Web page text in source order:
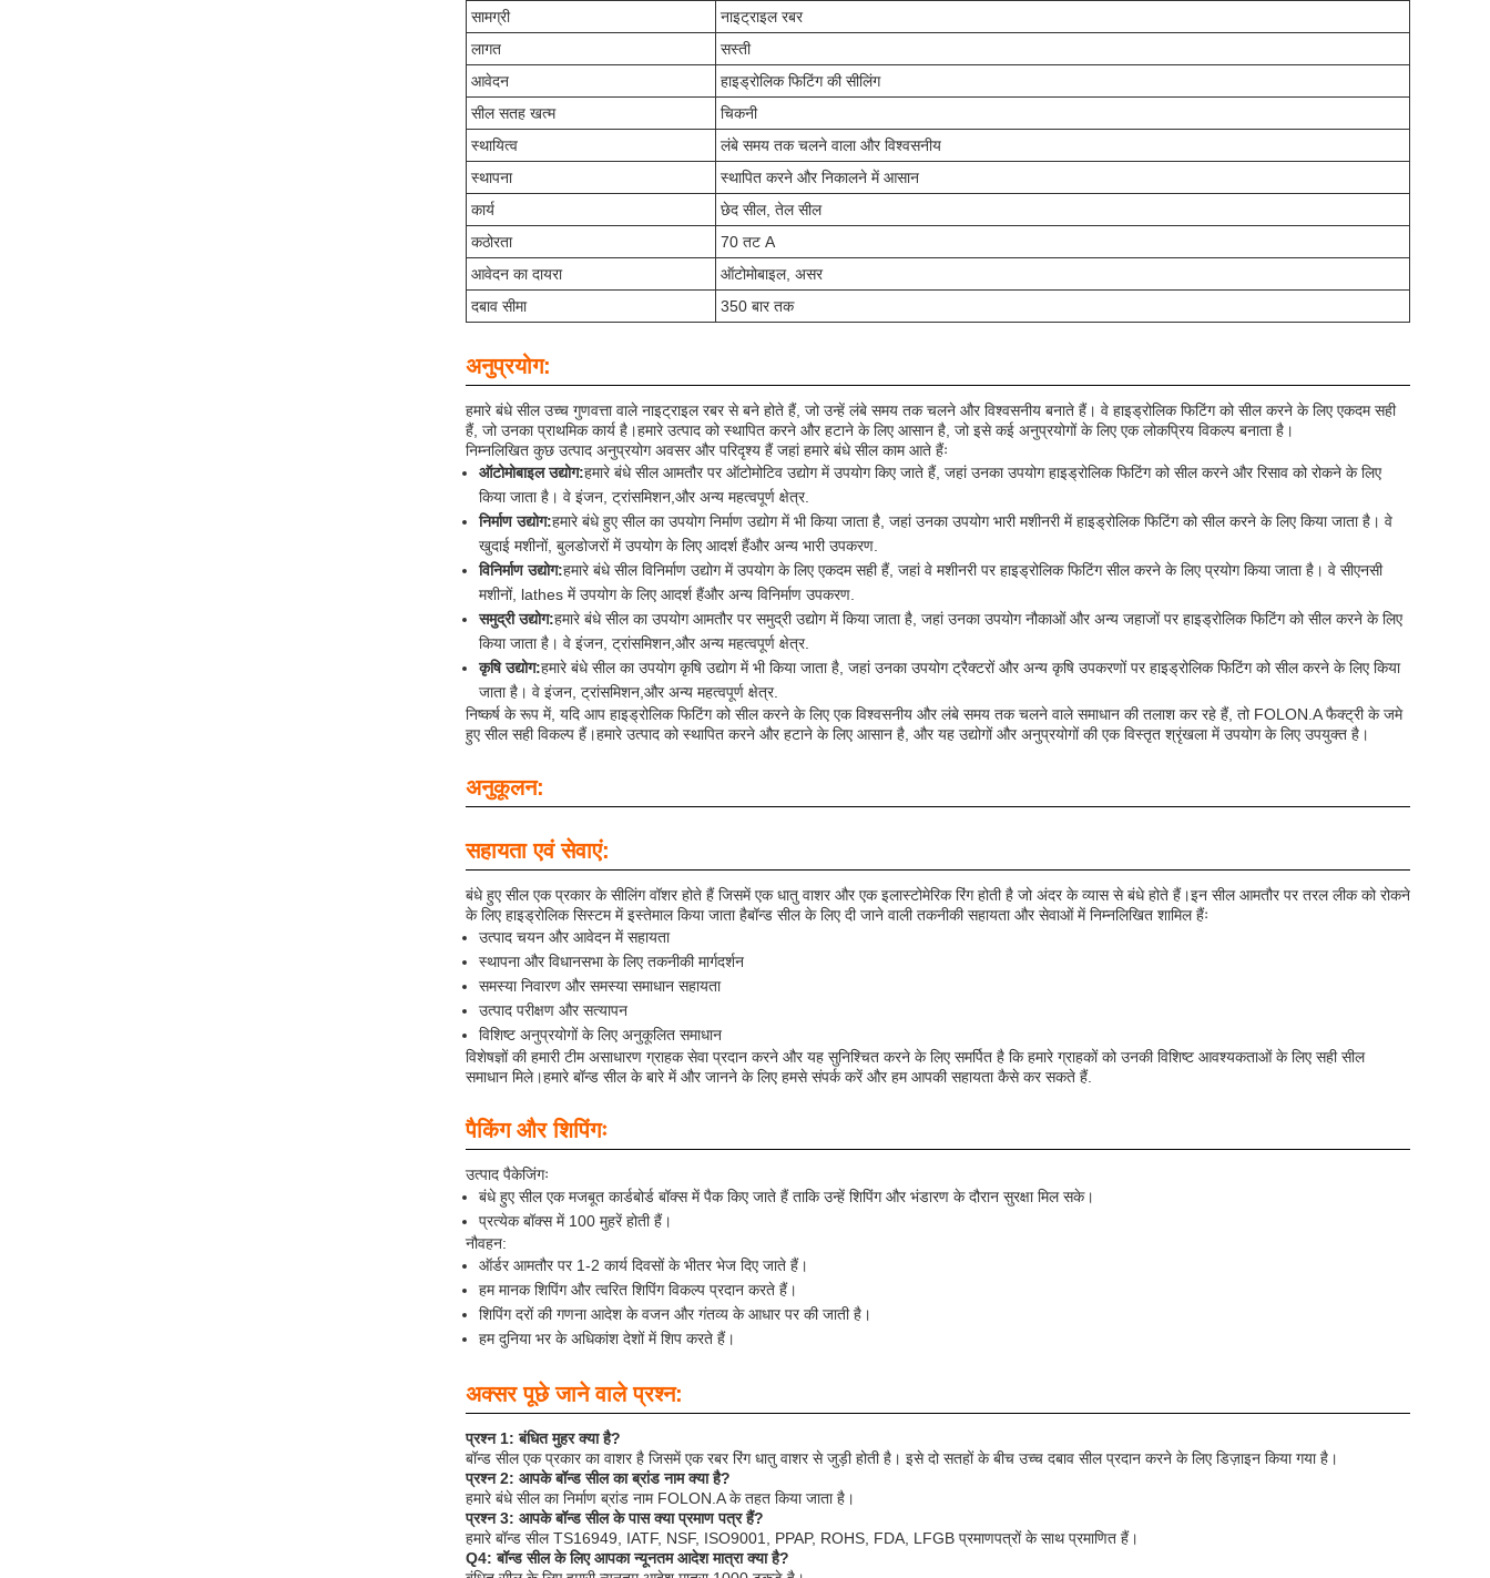
सामग्री
नाइट्राइल रबर
लागत
सस्ती
आवेदन
हाइड्रोलिक फिटिंग की सीलिंग
सील सतह खत्म
चिकनी
स्थायित्व
लंबे समय तक चलने वाला और विश्वसनीय
स्थापना
स्थापित करने और निकालने में आसान
कार्य
छेद सील, तेल सील
कठोरता
70 तट A
आवेदन का दायरा
ऑटोमोबाइल, असर
दबाव सीमा
350 बार तक
अनुप्रयोग:
हमारे बंधे सील उच्च गुणवत्ता वाले नाइट्राइल रबर से बने होते हैं, जो उन्हें लंबे समय तक चलने और विश्वसनीय बनाते हैं। वे हाइड्रोलिक फिटिंग को सील करने के लिए एकदम सही
हैं, जो उनका प्राथमिक कार्य है।हमारे उत्पाद को स्थापित करने और हटाने के लिए आसान है, जो इसे कई अनुप्रयोगों के लिए एक लोकप्रिय विकल्प बनाता है।
निम्नलिखित कुछ उत्पाद अनुप्रयोग अवसर और परिदृश्य हैं जहां हमारे बंधे सील काम आते हैंः
ऑटोमोबाइल उद्योग:हमारे बंधे सील आमतौर पर ऑटोमोटिव उद्योग में उपयोग किए जाते हैं, जहां उनका उपयोग हाइड्रोलिक फिटिंग को सील करने और रिसाव को रोकने के लिए
किया जाता है। वे इंजन, ट्रांसमिशन,और अन्य महत्वपूर्ण क्षेत्र.
निर्माण उद्योग:हमारे बंधे हुए सील का उपयोग निर्माण उद्योग में भी किया जाता है, जहां उनका उपयोग भारी मशीनरी में हाइड्रोलिक फिटिंग को सील करने के लिए किया जाता है। वे
खुदाई मशीनों, बुलडोजरों में उपयोग के लिए आदर्श हैंऔर अन्य भारी उपकरण.
विनिर्माण उद्योग:हमारे बंधे सील विनिर्माण उद्योग में उपयोग के लिए एकदम सही हैं, जहां वे मशीनरी पर हाइड्रोलिक फिटिंग सील करने के लिए प्रयोग किया जाता है। वे सीएनसी
मशीनों, lathes में उपयोग के लिए आदर्श हैंऔर अन्य विनिर्माण उपकरण.
समुद्री उद्योग:हमारे बंधे सील का उपयोग आमतौर पर समुद्री उद्योग में किया जाता है, जहां उनका उपयोग नौकाओं और अन्य जहाजों पर हाइड्रोलिक फिटिंग को सील करने के लिए
किया जाता है। वे इंजन, ट्रांसमिशन,और अन्य महत्वपूर्ण क्षेत्र.
कृषि उद्योग:हमारे बंधे सील का उपयोग कृषि उद्योग में भी किया जाता है, जहां उनका उपयोग ट्रैक्टरों और अन्य कृषि उपकरणों पर हाइड्रोलिक फिटिंग को सील करने के लिए किया
जाता है। वे इंजन, ट्रांसमिशन,और अन्य महत्वपूर्ण क्षेत्र.
निष्कर्ष के रूप में, यदि आप हाइड्रोलिक फिटिंग को सील करने के लिए एक विश्वसनीय और लंबे समय तक चलने वाले समाधान की तलाश कर रहे हैं, तो FOLON.A फैक्ट्री के जमे
हुए सील सही विकल्प हैं।हमारे उत्पाद को स्थापित करने और हटाने के लिए आसान है, और यह उद्योगों और अनुप्रयोगों की एक विस्तृत श्रृंखला में उपयोग के लिए उपयुक्त है।
अनुकूलन:
सहायता एवं सेवाएं:
बंधे हुए सील एक प्रकार के सीलिंग वॉशर होते हैं जिसमें एक धातु वाशर और एक इलास्टोमेरिक रिंग होती है जो अंदर के व्यास से बंधे होते हैं।इन सील आमतौर पर तरल लीक को रोकने
के लिए हाइड्रोलिक सिस्टम में इस्तेमाल किया जाता हैबॉन्ड सील के लिए दी जाने वाली तकनीकी सहायता और सेवाओं में निम्नलिखित शामिल हैंः
उत्पाद चयन और आवेदन में सहायता
स्थापना और विधानसभा के लिए तकनीकी मार्गदर्शन
समस्या निवारण और समस्या समाधान सहायता
उत्पाद परीक्षण और सत्यापन
विशिष्ट अनुप्रयोगों के लिए अनुकूलित समाधान
विशेषज्ञों की हमारी टीम असाधारण ग्राहक सेवा प्रदान करने और यह सुनिश्चित करने के लिए समर्पित है कि हमारे ग्राहकों को उनकी विशिष्ट आवश्यकताओं के लिए सही सील
समाधान मिले।हमारे बॉन्ड सील के बारे में और जानने के लिए हमसे संपर्क करें और हम आपकी सहायता कैसे कर सकते हैं.
पैकिंग और शिपिंगः
उत्पाद पैकेजिंगः
बंधे हुए सील एक मजबूत कार्डबोर्ड बॉक्स में पैक किए जाते हैं ताकि उन्हें शिपिंग और भंडारण के दौरान सुरक्षा मिल सके।
प्रत्येक बॉक्स में 100 मुहरें होती हैं।
नौवहन:
ऑर्डर आमतौर पर 1-2 कार्य दिवसों के भीतर भेज दिए जाते हैं।
हम मानक शिपिंग और त्वरित शिपिंग विकल्प प्रदान करते हैं।
शिपिंग दरों की गणना आदेश के वजन और गंतव्य के आधार पर की जाती है।
हम दुनिया भर के अधिकांश देशों में शिप करते हैं।
अक्सर पूछे जाने वाले प्रश्न:
प्रश्न 1: बंधित मुहर क्या है?
बॉन्ड सील एक प्रकार का वाशर है जिसमें एक रबर रिंग धातु वाशर से जुड़ी होती है। इसे दो सतहों के बीच उच्च दबाव सील प्रदान करने के लिए डिज़ाइन किया गया है।
प्रश्न 2: आपके बॉन्ड सील का ब्रांड नाम क्या है?
हमारे बंधे सील का निर्माण ब्रांड नाम FOLON.A के तहत किया जाता है।
प्रश्न 3: आपके बॉन्ड सील के पास क्या प्रमाण पत्र हैं?
हमारे बॉन्ड सील TS16949, IATF, NSF, ISO9001, PPAP, ROHS, FDA, LFGB प्रमाणपत्रों के साथ प्रमाणित हैं।
Q4: बॉन्ड सील के लिए आपका न्यूनतम आदेश मात्रा क्या है?